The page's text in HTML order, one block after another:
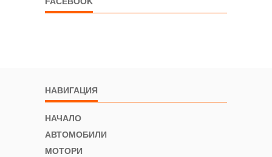
НАВИГАЦИЯ
НАЧАЛО
АВТОМОБИЛИ
МОТОРИ